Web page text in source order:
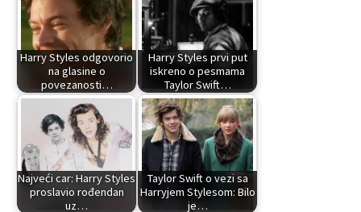
Harry Styles odgovorio
na glasine o
povezanosti…
Harry Styles prvi put
iskreno o pesmama
Taylor Swift…
Najveći car: Harry Styles
proslavio rođendan
uz…
Taylor Swift o vezi sa
Harryjem Stylesom: Bilo
je…